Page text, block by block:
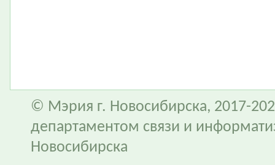
© Мэрия г. Новосибирска, 2017-
департаментом связи и
Новосибирска